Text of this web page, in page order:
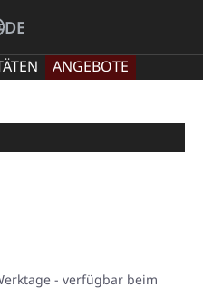
Merkzettel
0 Positionen. Der
DE
ANGEBOTE
- verfügbar beim